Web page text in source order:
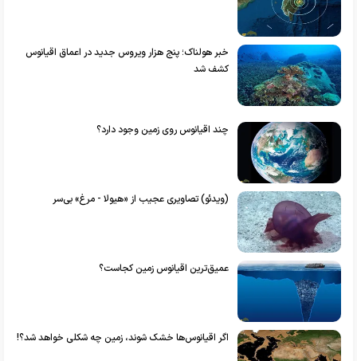
خبر هولناک؛ پنج هزار ویروس جدید در اعماق اقیانوس‌
کشف شد
چند اقیانوس روی زمین وجود دارد؟
(ویدئو) تصاویری عجیب از «هیولا - مرغ» بی‌سر
عمیق‌ترین اقیانوس زمین کجاست؟
اگر اقیانوس‌ها خشک شوند، زمین چه شکلی خواهد شد؟!